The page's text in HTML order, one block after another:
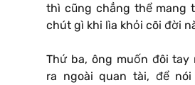
thì cũng chẳng thể mang
chút gì khi lìa khỏi cõi đời
Thứ ba, ông muốn đôi tay
ra ngoài quan tài, để